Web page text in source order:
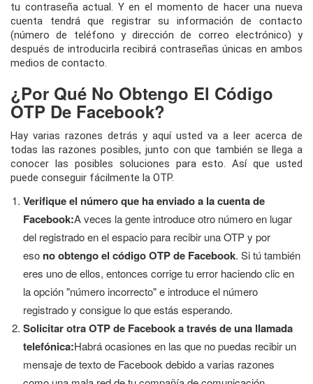
tu contraseña actual. Y en el momento de hacer una nueva
cuenta tendrá que registrar su información de contacto
(número de teléfono y dirección de correo electrónico) y
después de introducirla recibirá contraseñas únicas en ambos
medios de contacto.
¿Por Qué No Obtengo El Código
OTP De Facebook?
Hay varias razones detrás y aquí usted va a leer acerca de
todas las razones posibles, junto con que también se llega a
conocer las posibles soluciones para esto. Así que usted
puede conseguir fácilmente la OTP.
Verifique el número que ha enviado a la cuenta de
Facebook:A veces la gente introduce otro número en lugar
del registrado en el espacio para recibir una OTP y por
eso no obtengo el código OTP de Facebook. Si tú también
eres uno de ellos, entonces corrige tu error haciendo clic en
la opción "número incorrecto" e introduce el número
registrado y consigue lo que estás esperando.
Solicitar otra OTP de Facebook a través de una llamada
telefónica:Habrá ocasiones en las que no puedas recibir un
mensaje de texto de Facebook debido a varias razones